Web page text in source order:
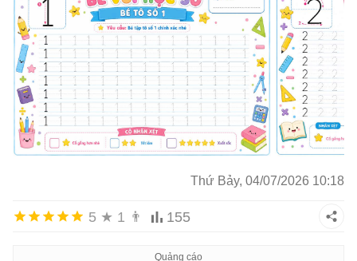
Thứ Bảy, 04/07/2026 10:18
5 ★ 1 👨 155